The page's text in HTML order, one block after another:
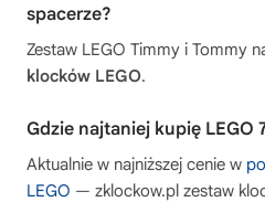
spacerze?
Zestaw LEGO Timmy i Tommy
klocków LEGO.
Gdzie najtaniej kupię LEGO
Aktualnie w najniższej cenie w
LEGO — zklockow.pl zestaw